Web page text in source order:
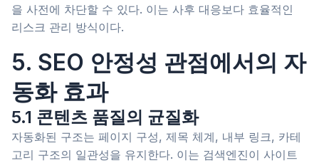
을 사전에 차단할 수 있다. 이는 사후 대응보다 효율적인
리스크 관리 방식이다.
5. SEO 안정성 관점에서의 자
동화 효과
5.1 콘텐츠 품질의 균질화
자동화된 구조는 페이지 구성, 제목 체계, 내부 링크, 카테
고리 구조의 일관성을 유지한다. 이는 검색엔진이 사이트